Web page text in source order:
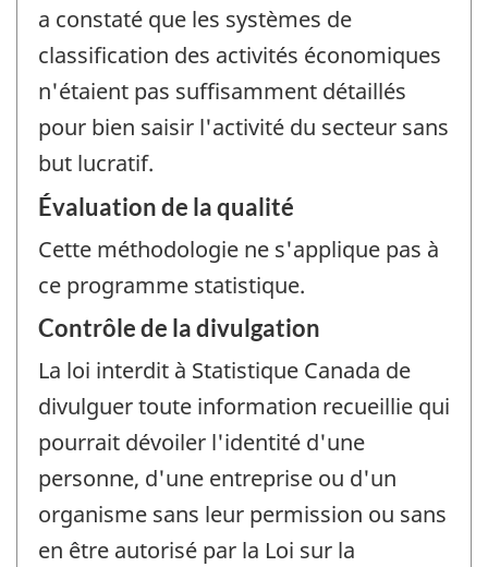
a constaté que les systèmes de
classification des activités économiques
n'étaient pas suffisamment détaillés
pour bien saisir l'activité du secteur sans
but lucratif.
Évaluation de la qualité
Cette méthodologie ne s'applique pas à
ce programme statistique.
Contrôle de la divulgation
La loi interdit à Statistique Canada de
divulguer toute information recueillie qui
pourrait dévoiler l'identité d'une
personne, d'une entreprise ou d'un
organisme sans leur permission ou sans
en être autorisé par la Loi sur la